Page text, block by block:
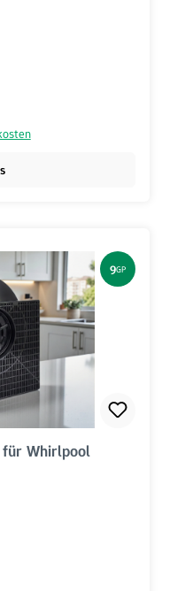
9GP
Whirlpool